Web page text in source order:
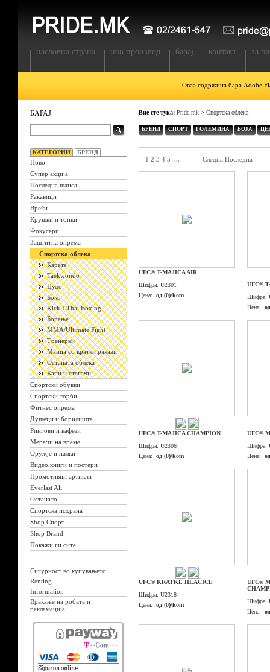
насловна страна нов производ барај контакт за
Оваа содржина бара Adobe
БАРАЈ
КАТЕГОРИИ БРЕНД
Ново
Супер акција
Последна шанса
Ракавици
Вреќи
Крушки и топки
Фокусери
Заштитна опрема
Спортска облека
Карате
Taekwondo
Џудо
Бокс
Kick I Thai Boxing
Борење
ММА/Ultimate Fight
Тренерки
Маица со кратки ракави
Останата облека
Капи и стегачи
Спортски обувки
Спортски торби
Фитнес опрема
Душеци и борилишта
Рингови и кафези
Мерачи на време
Оружје и палки
Видео,книги и постери
Промотивни артикли
Everlast Ali
Останато
Спортска исхрана
Shop Спорт
Shop Brand
Покажи ги сите
Сигурност во купувањето
Renting
Information
Враќање на робата и
рекламација
Вие сте тука: Pride.mk > Спортска облека
БРЕНД СПОРТ ГОЛЕМИНА БОЈА
1 2 3 4 5 ... Следна Последна
UFC® T-MAJICA AIR
Шифра: U2301
Цена:
од (0)/kom
UFC®
Шифра:
Цена:
UFC® T-MAJICA CHAMPION
Шифра: U2306
Цена:
од (0)/kom
UFC®
Шифра:
Цена:
UFC® KRATKE HLAČICE
Шифра: U2318
Цена:
од (0)/kom
UFC®
Шифра:
Цена: